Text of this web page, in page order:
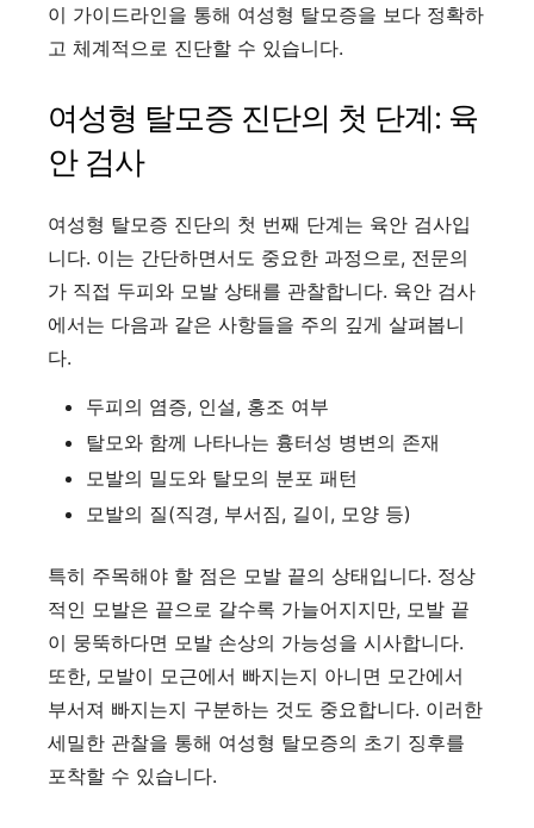
이 가이드라인을 통해 여성형 탈모증을 보다 정확하
고 체계적으로 진단할 수 있습니다.
여성형 탈모증 진단의 첫 단계: 육
안 검사
여성형 탈모증 진단의 첫 번째 단계는 육안 검사입
니다. 이는 간단하면서도 중요한 과정으로, 전문의
가 직접 두피와 모발 상태를 관찰합니다. 육안 검사
에서는 다음과 같은 사항들을 주의 깊게 살펴봅니
다.
두피의 염증, 인설, 홍조 여부
탈모와 함께 나타나는 흉터성 병변의 존재
모발의 밀도와 탈모의 분포 패턴
모발의 질(직경, 부서짐, 길이, 모양 등)
특히 주목해야 할 점은 모발 끝의 상태입니다. 정상
적인 모발은 끝으로 갈수록 가늘어지지만, 모발 끝
이 뭉뚝하다면 모발 손상의 가능성을 시사합니다.
또한, 모발이 모근에서 빠지는지 아니면 모간에서
부서져 빠지는지 구분하는 것도 중요합니다. 이러한
세밀한 관찰을 통해 여성형 탈모증의 초기 징후를
포착할 수 있습니다.